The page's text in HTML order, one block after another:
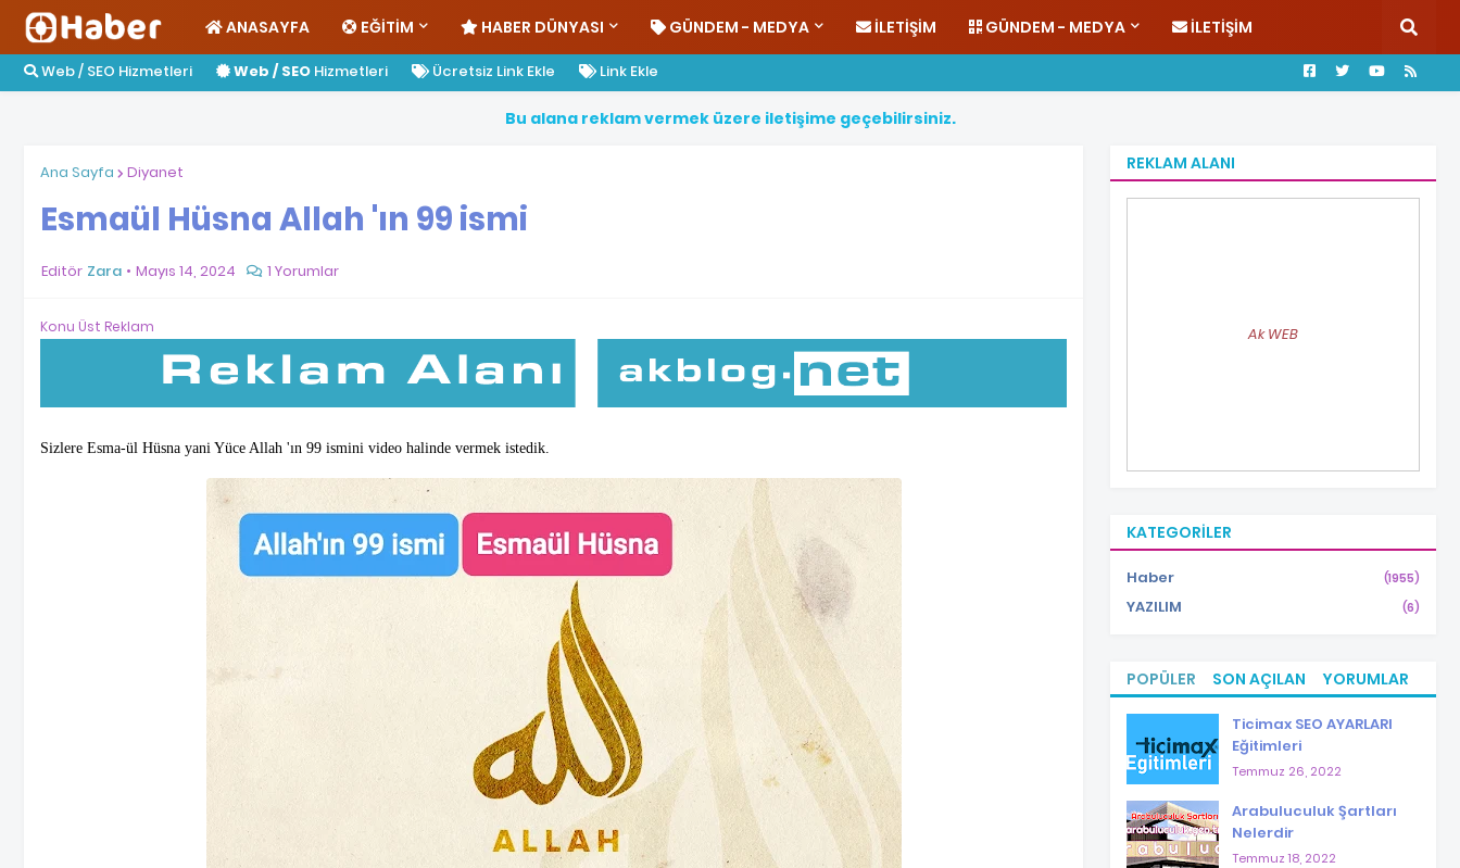
ANASAYFA EĞITIM HABER DÜNYASI GÜNDEM - MEDYA İLETIŞIM GÜNDEM - MEDYA İLETIŞIM
Web / SEO Hizmetleri Web / SEO Hizmetleri Ücretsiz Link Ekle Link Ekle
Bu alana reklamvermek üzere iletişime geçebilirsiniz.
Ana Sayfa Diyanet
Esmaül Hüsna Allah 'ın 99 ismi
Editör Zara Mayıs 14, 2024 1 Yorumlar
Konu Üst Reklam
Sizlere Esma-ül Hüsna yani Yüce Allah 'ın 99 ismini video halinde vermek istedik.
REKLAM ALANI
Ak WEB
KATEGORILER
Haber (1955)
YAZILIM (6)
POPÜLER SON AÇILAN YORUMLAR
Ticimax SEO AYARLARI
Eğitimleri
Temmuz 26, 2022
Arabuluculuk Şartları
Nelerdir
Temmuz 18, 2022